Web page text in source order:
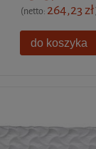
(netto: 264,23 zł
do koszyka